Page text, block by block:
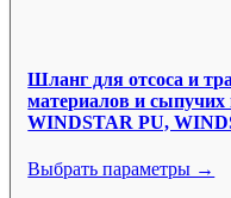
Шланг для отсоса и
материалов и
WINDSTAR PU,
Выбрать параметры →